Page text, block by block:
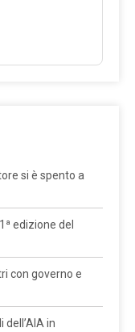
si è spento a
edizione del
con governo e
in